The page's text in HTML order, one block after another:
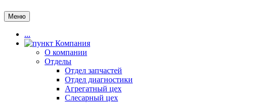
Меню
...
Компания
О компании
Отделы
Отдел запчастей
Отдел диагностики
Агрегатный цех
Слесарный цех